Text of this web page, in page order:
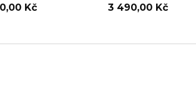
Kč 3 490,00 Kč